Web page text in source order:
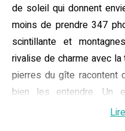
de soleil qui donnent
moins de prendre 347
scintillante et
rivalise de charme avec
pierres du gîte racontent
bien les entendre. Un
semblent avoir signé